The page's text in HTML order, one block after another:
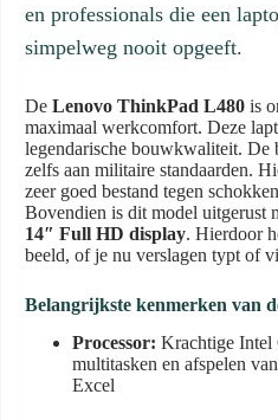
en professionals die een
simpelweg nooit opgeeft.
De Lenovo ThinkPad L480 is
maximaal werkcomfort. Deze
legendarische bouwkwaliteit. De
zelfs aan militaire standaarden.
zeer goed bestand tegen
Bovendien is dit model uitgerust
14″ Full HD display. Hierdoor
beeld, of je nu verslagen typt of
Belangrijkste kenmerken van
Processor: Krachtige
multitasken en afspelen
Excel